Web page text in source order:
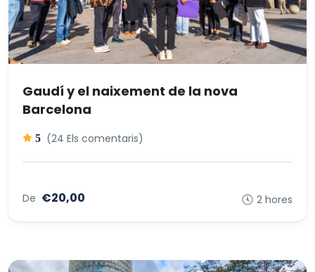
Gaudí y el naixement de la nova
Barcelona
5 (24 Els comentaris)
De €20,00 2 hores